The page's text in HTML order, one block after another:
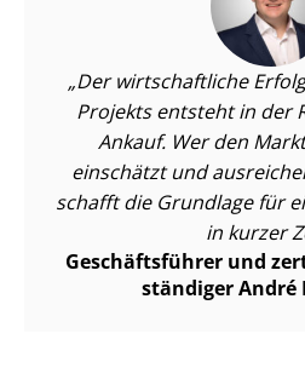
Der wirtschaftliche
Projekts entsteht in der
Ankauf. Wer den
einschätzt und
schafft die Grundlage für
in kurzer
Geschäftsführer und
stän­di­ger André